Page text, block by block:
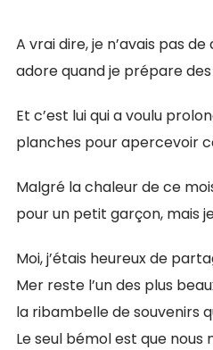
A vrai dire, je n’avais pas
adore quand je prépare
Et c’est lui qui a voulu
planches pour apercevoir
Malgré la chaleur de ce
pour un petit garçon, mais
Moi, j’étais heureux de
Mer reste l’un des plus
la ribambelle de souvenirs
Le seul bémol est que nous